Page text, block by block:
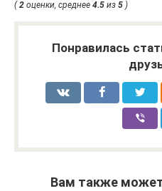
( 2 оценки, среднее 4.5 из 5 )
Понравилась
Вам также